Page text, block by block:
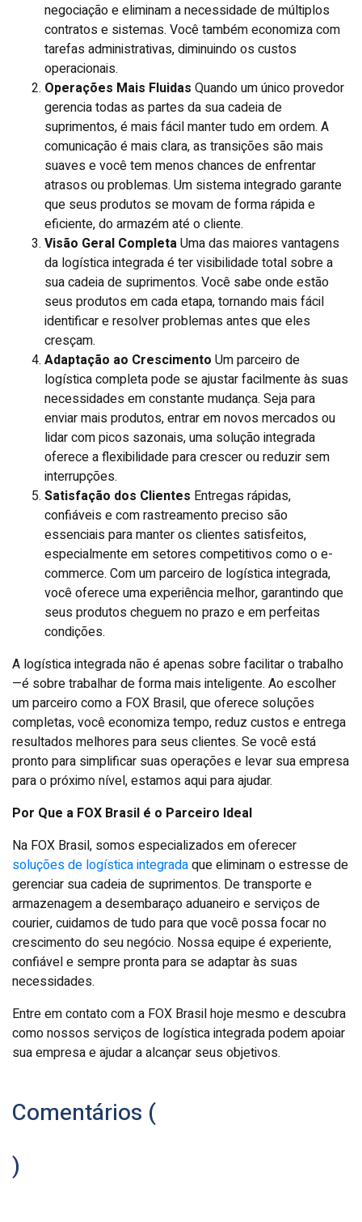
negociação e eliminam a necessidade de múltiplos
contratos e sistemas. Você também economiza com
tarefas administrativas, diminuindo os custos
operacionais.
Operações Mais Fluidas Quando um único provedor
gerencia todas as partes da sua cadeia de
suprimentos, é mais fácil manter tudo em ordem. A
comunicação é mais clara, as transições são mais
suaves e você tem menos chances de enfrentar
atrasos ou problemas. Um sistema integrado garante
que seus produtos se movam de forma rápida e
eficiente, do armazém até o cliente.
Visão Geral CompletaUma das maiores vantagens
da logística integrada é ter visibilidade total sobre a
sua cadeia de suprimentos. Você sabe onde estão
seus produtos em cada etapa, tornando mais fácil
identificar e resolver problemas antes que eles
cresçam.
Adaptação ao Crescimento Um parceiro de
logística completa pode se ajustar facilmente às suas
necessidades em constante mudança. Seja para
enviar mais produtos, entrar em novos mercados ou
lidar com picos sazonais, uma solução integrada
oferece a flexibilidade para crescer ou reduzir sem
interrupções.
Satisfação dos Clientes Entregas rápidas,
confiáveis e com rastreamento preciso são
essenciais para manter os clientes satisfeitos,
especialmente em setores competitivos como o e-
commerce. Com um parceiro de logística integrada,
você oferece uma experiência melhor, garantindo que
seus produtos cheguem no prazo e em perfeitas
condições.
A logística integrada não é apenas sobre facilitar o trabalho
—é sobre trabalhar de forma mais inteligente. Ao escolher
um parceiro como a FOX Brasil, que oferece soluções
completas, você economiza tempo, reduz custos e entrega
resultados melhores para seus clientes. Se você está
pronto para simplificar suas operações e levar sua empresa
para o próximo nível, estamos aqui para ajudar.
Por Que a FOX Brasil é o Parceiro Ideal
Na FOX Brasil, somos especializados em oferecer
soluções de logística integradaque eliminam o estresse de
gerenciar sua cadeia de suprimentos. De transporte e
armazenagem a desembaraço aduaneiro e serviços de
courier, cuidamos de tudo para que você possa focar no
crescimento do seu negócio. Nossa equipe é experiente,
confiável e sempre pronta para se adaptar às suas
necessidades.
Entre em contato com a FOX Brasil hoje mesmo e descubra
como nossos serviços de logística integrada podem apoiar
sua empresa e ajudar a alcançar seus objetivos.
Comentários (
)